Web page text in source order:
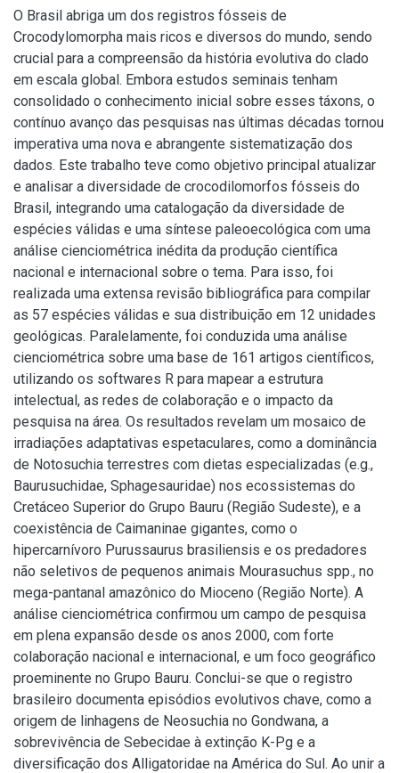
O Brasil abriga um dos registros fósseis de
Crocodylomorpha mais ricos e diversos do mundo, sendo
crucial para a compreensão da história evolutiva do clado
em escala global. Embora estudos seminais tenham
consolidado o conhecimento inicial sobre esses táxons, o
contínuo avanço das pesquisas nas últimas décadas tornou
imperativa uma nova e abrangente sistematização dos
dados. Este trabalho teve como objetivo principal atualizar
e analisar a diversidade de crocodilomorfos fósseis do
Brasil, integrando uma catalogação da diversidade de
espécies válidas e uma síntese paleoecológica com uma
análise cienciométrica inédita da produção científica
nacional e internacional sobre o tema. Para isso, foi
realizada uma extensa revisão bibliográfica para compilar
as 57 espécies válidas e sua distribuição em 12 unidades
geológicas. Paralelamente, foi conduzida uma análise
cienciométrica sobre uma base de 161 artigos científicos,
utilizando os softwares R para mapear a estrutura
intelectual, as redes de colaboração e o impacto da
pesquisa na área. Os resultados revelam um mosaico de
irradiações adaptativas espetaculares, como a dominância
de Notosuchia terrestres com dietas especializadas (e.g.,
Baurusuchidae, Sphagesauridae) nos ecossistemas do
Cretáceo Superior do Grupo Bauru (Região Sudeste), e a
coexistência de Caimaninae gigantes, como o
hipercarnívoro Purussaurus brasiliensis e os predadores
não seletivos de pequenos animais Mourasuchus spp., no
mega-pantanal amazônico do Mioceno (Região Norte). A
análise cienciométrica confirmou um campo de pesquisa
em plena expansão desde os anos 2000, com forte
colaboração nacional e internacional, e um foco geográfico
proeminente no Grupo Bauru. Conclui-se que o registro
brasileiro documenta episódios evolutivos chave, como a
origem de linhagens de Neosuchia no Gondwana, a
sobrevivência de Sebecidae à extinção K-Pg e a
diversificação dos Alligatoridae na América do Sul. Ao unir a